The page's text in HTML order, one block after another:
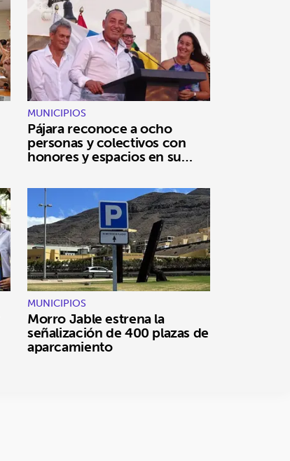
MUNICIPIOS
Pájara reconoce a ocho
personas y colectivos con
honores y espacios en su
MUNICIPIOS
Morro Jable estrena la
señalización de 400 plazas de
aparcamiento